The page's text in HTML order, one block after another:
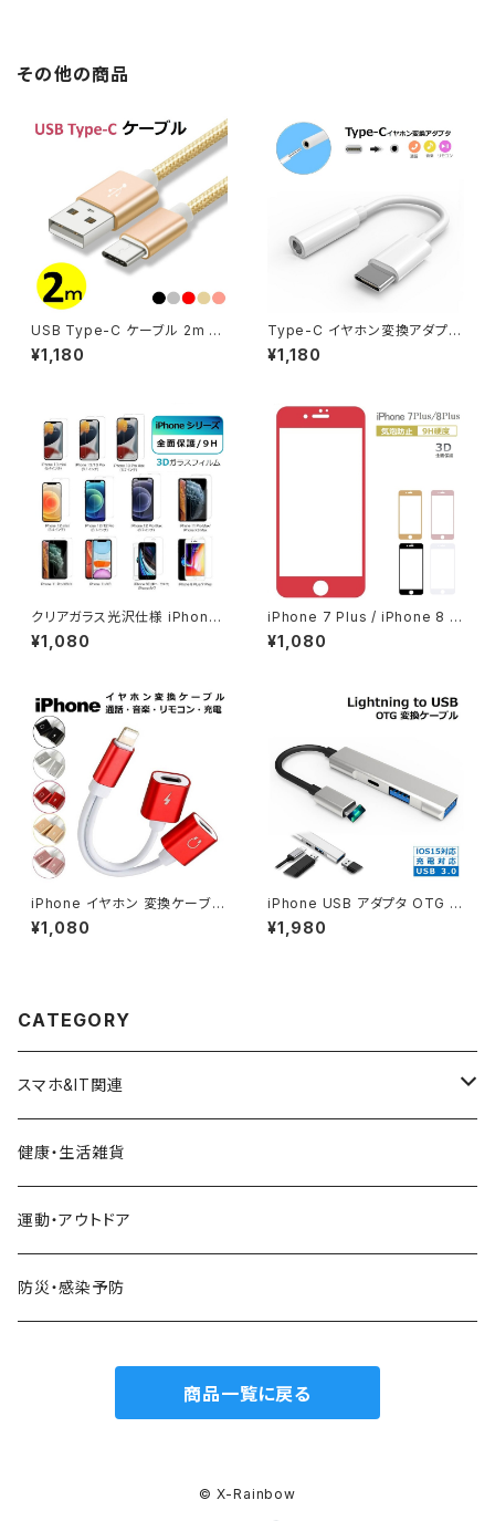
その他の商品
USB Type-C ケーブル 2m An
droid用 Type-C USB 充電ケ
ーブル スマホケーブル Androi
USB ケーブル 2メートル 充電
器 コード データ同期 高耐久 ナ
イロン編み タフ 断線しにくい 送
料無料
¥1,180
Type-C イヤホン変換アダプタ
Type C to 3.5MM イヤホン変
換ケーブル イヤホンジャック A
Pad Air5 Air4 Pro macbook
Huawei Samsung Pixel6 Pi
xel5 コンパクト 音声通話/音量
¥1,180
クリアガラス光沢仕様 iPhone
13 Pro iPhone SE 3 第3世代
SE 2 ガラスフィルム iPhone 1
フィルム iPhone 8/7/8Plus/7
Plus 保護シート 液晶割れ防止
画面保護フィルム 貼り付け簡単
1000円 ポッキリ 送料無料
¥1,080
iPhone 7 Plus / iPhone 8 Pl
us 全面保護 強化ガラスフィル
ム 日本硝子 新型 アイフォン7 P
単 超おすすめ
¥1,080
iPhone イヤホン 変換ケーブル
充電 イヤホン 同時 iPhone 13
Pro Max充電しながらイヤホン
ギフト 男性 女性
¥1,080
iPhone USB アダプタ OTG f
or iPad 変換アダプタ 3in1 US
B カメラ 変換 アダプタ lightnin
料
¥1,980
CATEGORY
スマホ&IT関連
液晶保護フィルム
充電器&充電ケーブル
変換アダプタ
AppleWatch関連
健康・生活雑貨
運動・アウトドア
防災・感染予防
商品一覧に戻る
© X-Rainbow